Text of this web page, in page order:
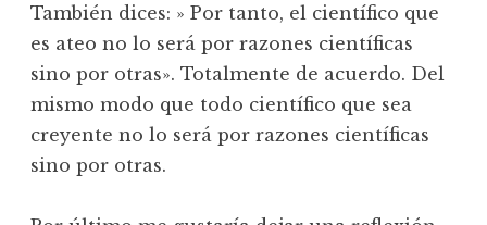
También dices: » Por tanto, el científico que
es ateo no lo será por razones científicas
sino por otras». Totalmente de acuerdo. Del
mismo modo que todo científico que sea
creyente no lo será por razones científicas
sino por otras.